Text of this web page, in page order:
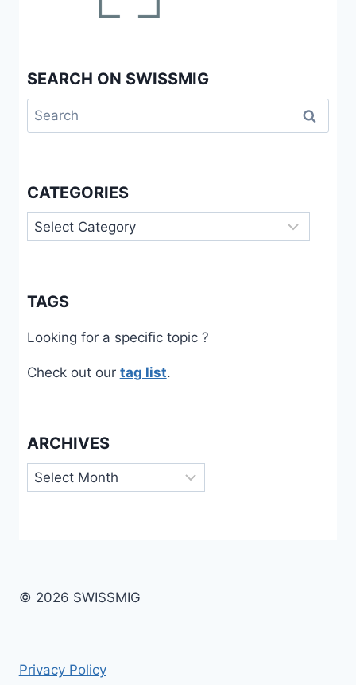
SEARCH ON SWISSMIG
Search
for:
CATEGORIES
Categories
TAGS
Looking for a specific topic ?
Check out our tag list.
ARCHIVES
Archives
© 2026 SWISSMIG
Privacy Policy